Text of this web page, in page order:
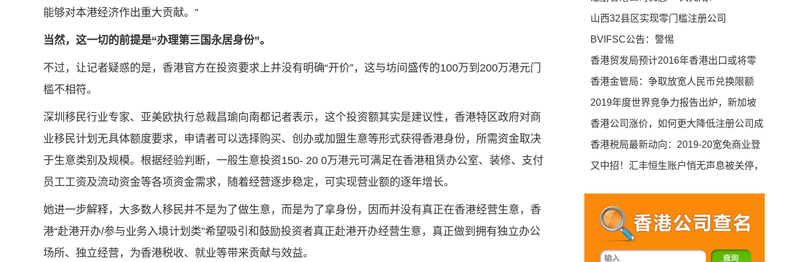
能够对本港经济作出重大贡献。”
当然，这一切的前提是“办理第三国永居身份”。
不过，让记者疑惑的是，香港官方在投资要求上并没有明确“开价”，这与坊间盛传的100万到200万港元门
槛不相符。
深圳移民行业专家、亚美欧执行总裁昌瑜向南都记者表示，这个投资额其实是建议性，香港特区政府对商
业移民计划无具体额度要求，申请者可以选择购买、创办或加盟生意等形式获得香港身份，所需资金取决
于生意类别及规模。根据经验判断，一般生意投资150- 20 0万港元可满足在香港租赁办公室、装修、支付
员工工资及流动资金等各项资金需求，随着经营逐步稳定，可实现营业额的逐年增长。
她进一步解释，大多数人移民并不是为了做生意，而是为了拿身份，因而并没有真正在香港经营生意，香
港“赴港开办/参与业务入境计划类”希望吸引和鼓励投资者真正赴港开办经营生意，真正做到拥有独立办公
场所、独立经营，为香港税收、就业等带来贡献与效益。
山西32县区实现零门槛注册公司
BVIFSC公告：警惕
jimmorgan.rm@tutanota.com诈骗邮件
香港贸发局预计2016年香港出口或将零
增长
香港金管局：争取放宽人民币兑换限额
2019年度世界竞争力报告出炉，新加坡
居榜首，香港第二
香港公司涨价，如何更大降低注册公司成
本和风险？
香港税局最新动向：2019-20宽免商业登
记费一年
又中招！汇丰恒生账户悄无声息被关停，